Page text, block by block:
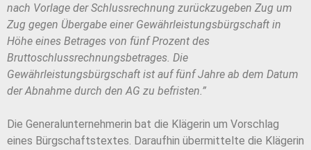
nach Vorlage der Schlussrechnung zurückzugeben Zug um
Zug gegen Übergabe einer Gewährleistungsbürgschaft in
Höhe eines Betrages von fünf Prozent des
Bruttoschlussrechnungsbetrages. Die
Gewährleistungsbürgschaft ist auf fünf Jahre ab dem Datum
der Abnahme durch den AG zu befristen.”
Die Generalunternehmerin bat die Klägerin um Vorschlag
eines Bürgschaftstextes. Daraufhin übermittelte die Klägerin